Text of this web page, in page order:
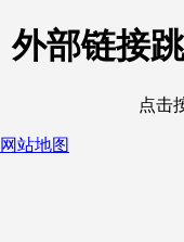
外部链接
点击
网站地图